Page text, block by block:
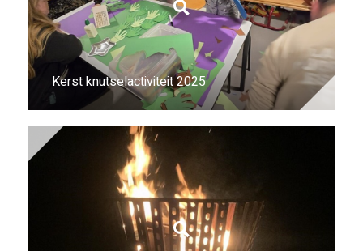
Kerst knutselactiviteit 2025